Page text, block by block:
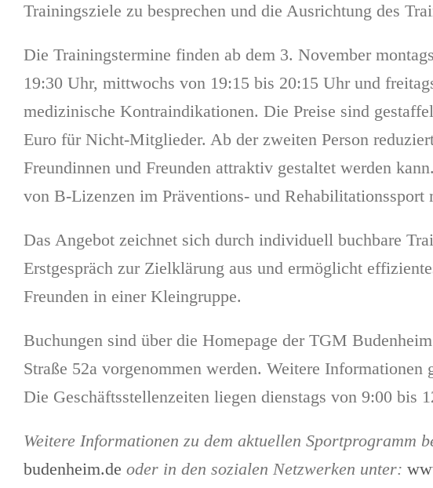
Trainingsziele zu besprechen und die Ausrichtung des
Die Trainingstermine finden ab dem 3. November
19:30 Uhr, mittwochs von 19:15 bis 20:15 Uhr und
medizinische Kontraindikationen. Die Preise sind
Euro für Nicht-Mitglieder. Ab der zweiten Person
Freundinnen und Freunden attraktiv gestaltet werden
von B-Lizenzen im Präventions- und
Das Angebot zeichnet sich durch individuell buchbare
Erstgespräch zur Zielklärung aus und ermöglicht
Freunden in einer Kleingruppe.
Buchungen sind über die Homepage der TGM
Straße 52a vorgenommen werden. Weitere
Die Geschäftsstellenzeiten liegen dienstags von 9:00
Weitere Informationen zu dem aktuellen Sportprogramm
budenheim.de oder in den sozialen Netzwerken unter: